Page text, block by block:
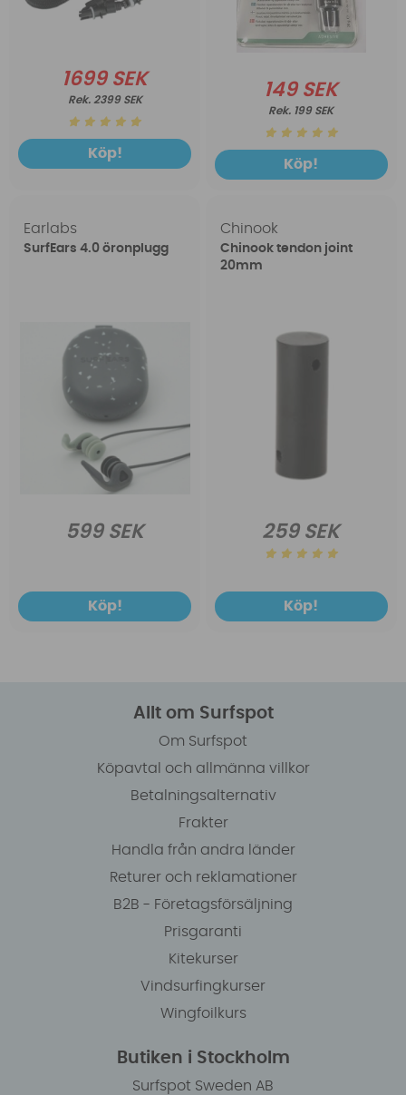
1699 SEK
2399 SEK
Köp!
149 SEK
199 SEK
Köp!
Earlabs
SurfEars 4.0 öronplugg
599 SEK
Köp!
Chinook
Chinook tendon joint
20mm
259 SEK
Köp!
Allt om Surfspot
Om Surfspot
Köpavtal och allmänna villkor
Betalningsalternativ
Frakter
Handla från andra länder
Returer och reklamationer
B2B - Företagsförsäljning
Prisgaranti
Kitekurser
Vindsurfingkurser
Wingfoilkurs
Butiken i Stockholm
Surfspot Sweden AB